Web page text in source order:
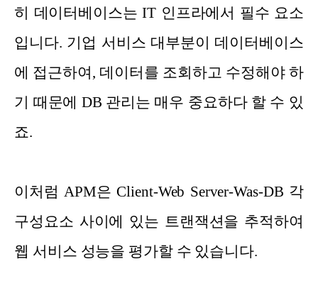
히 데이터베이스는 IT 인프라에서 필수 요소
입니다. 기업 서비스 대부분이 데이터베이스
에 접근하여, 데이터를 조회하고 수정해야 하
기 때문에 DB 관리는 매우 중요하다 할 수 있
죠.
이처럼 APM은 Client-Web Server-Was-DB 각
구성요소 사이에 있는 트랜잭션을 추적하여
웹 서비스 성능을 평가할 수 있습니다.